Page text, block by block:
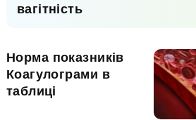
вагітність
Норма показників
Коагулограми в
таблиці